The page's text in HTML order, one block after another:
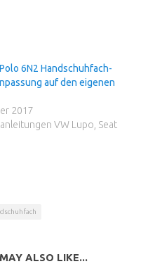
6N2 Handschuhfach-
auf den eigenen
2017
VW Lupo, Seat
ALSO LIKE...